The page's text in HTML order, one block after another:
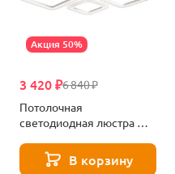
Акция 50%
6 840 ₽
3 420 ₽
Потолочная
светодиодная люстра De
В корзину